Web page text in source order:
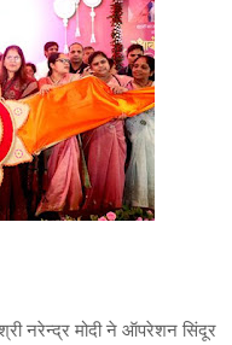
नरेन्द्र मोदी ने ऑपरेशन सिंदूर